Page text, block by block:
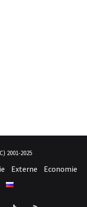
üvey annesi gibi
2001-2025
Externe
Economie